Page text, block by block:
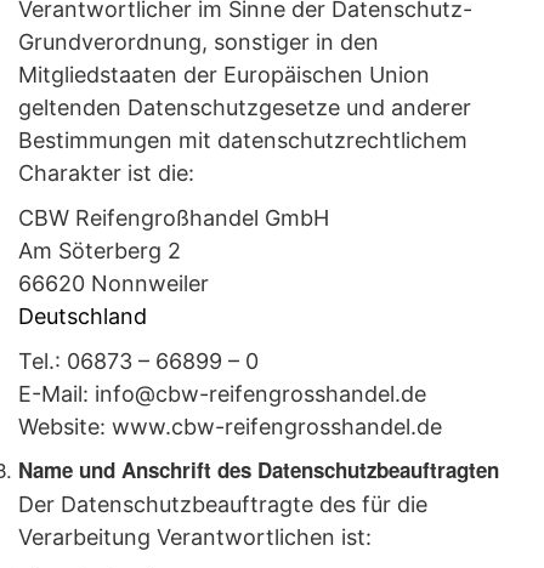
Verantwortlicher im Sinne der Datenschutz-
Grundverordnung, sonstiger in den
Mitgliedstaaten der Europäischen Union
geltenden Datenschutzgesetze und anderer
Bestimmungen mit datenschutzrechtlichem
Charakter ist die:
CBW Reifengroßhandel GmbH
Am Söterberg 2
66620 Nonnweiler
Deutschland
Tel.: 06873 – 66899 – 0
E-Mail: info@cbw-reifengrosshandel.de
Website: www.cbw-reifengrosshandel.de
Name und Anschrift des Datenschutzbeauftragten
Der Datenschutzbeauftragte des für die
Verarbeitung Verantwortlichen ist: